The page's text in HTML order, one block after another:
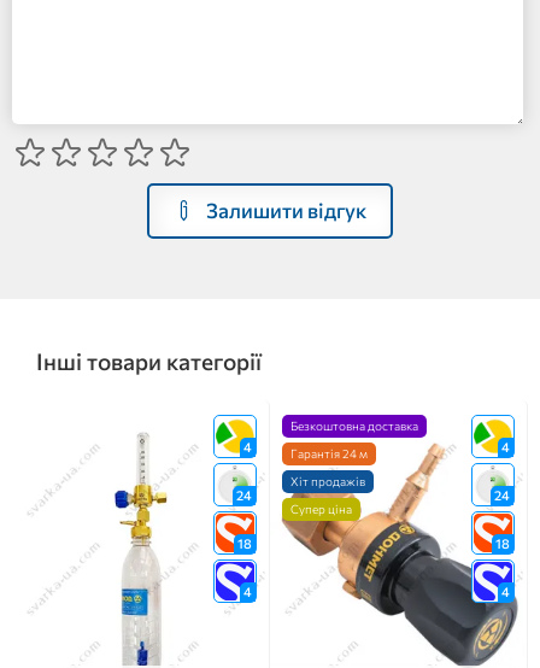
Залишити відгук
Інші товари категорії
4
24
18
4
4
24
18
4
Безкоштовна доставка
Гарантія 24 м
Хіт продажів
Супер ціна